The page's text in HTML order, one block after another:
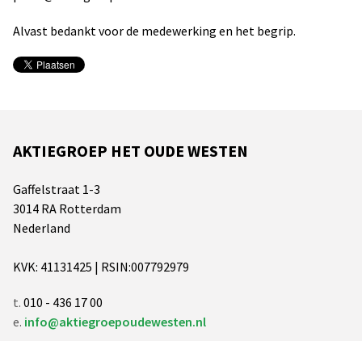
Alvast bedankt voor de medewerking en het begrip.
AKTIEGROEP HET OUDE WESTEN
Gaffelstraat 1-3
3014 RA Rotterdam
Nederland
KVK: 41131425 | RSIN:007792979
t. 010 - 436 17 00
e. info@aktiegroepoudewesten.nl